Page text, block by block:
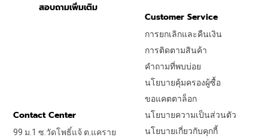
สอบถามเพิ่มเติม
Customer Service
การยกเลิกและคืนเงิน
การติดตามสินค้า
คำถามที่พบบ่อย
นโยบายคุ้มครองผู้ซื้อ
ขอแคตตาล็อก
นโยบายความเป็นส่วนตัว
นโยบายเกี่ยวกับคุกกี้
Contact Center
99 ม.1 ซ.วัดโพธิ์แจ้ ต.แคราย